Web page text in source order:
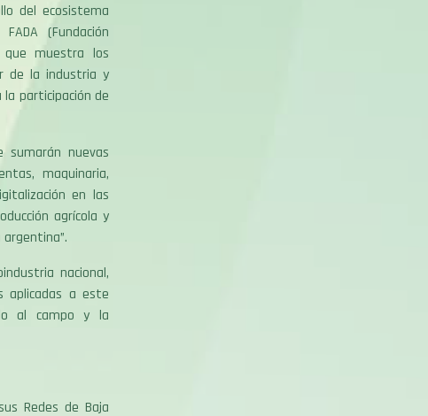
del ecosistema
(Fundación
que muestra los
de la industria y
participación de
sumarán nuevas
maquinaria,
en las
agrícola y
nacional,
aplicadas a este
al campo y la
Redes de Baja